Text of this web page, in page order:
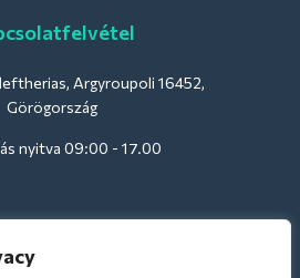
Argyroupoli 16452,
Görögország
nyitva 09:00 - 17.00
számára: